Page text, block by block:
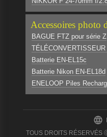
Accessoires photo
BAGUE FTZ pour série Z
Batterie EN-EL15c
Batterie Nikon EN-EL18d
ENELOOP Piles

TOUS DROITS